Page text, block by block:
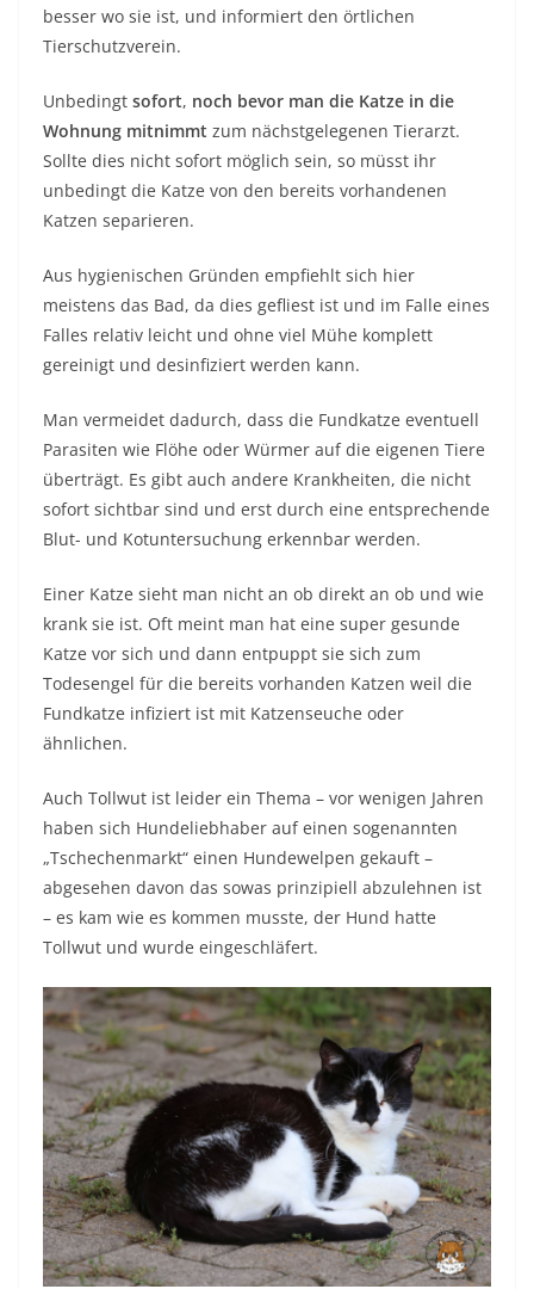
besser wo sie ist, und informiert den örtlichen
Tierschutzverein.
Unbedingt sofort, noch bevor man die Katze in die
Wohnung mitnimmt zum nächstgelegenen Tierarzt.
Sollte dies nicht sofort möglich sein, so müsst ihr
unbedingt die Katze von den bereits vorhandenen
Katzen separieren.
Aus hygienischen Gründen empfiehlt sich hier
meistens das Bad, da dies gefliest ist und im Falle eines
Falles relativ leicht und ohne viel Mühe komplett
gereinigt und desinfiziert werden kann.
Man vermeidet dadurch, dass die Fundkatze eventuell
Parasiten wie Flöhe oder Würmer auf die eigenen Tiere
überträgt. Es gibt auch andere Krankheiten, die nicht
sofort sichtbar sind und erst durch eine entsprechende
Blut- und Kotuntersuchung erkennbar werden.
Einer Katze sieht man nicht an ob direkt an ob und wie
krank sie ist. Oft meint man hat eine super gesunde
Katze vor sich und dann entpuppt sie sich zum
Todesengel für die bereits vorhanden Katzen weil die
Fundkatze infiziert ist mit Katzenseuche oder
ähnlichen.
Auch Tollwut ist leider ein Thema – vor wenigen Jahren
haben sich Hundeliebhaber auf einen sogenannten
„Tschechenmarkt“ einen Hundewelpen gekauft –
abgesehen davon das sowas prinzipiell abzulehnen ist
– es kam wie es kommen musste, der Hund hatte
Tollwut und wurde eingeschläfert.